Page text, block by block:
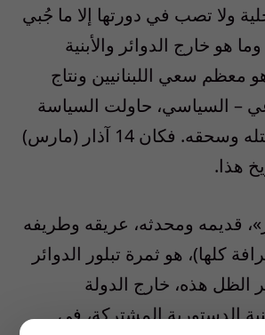
ولا تصب في دورتها إلا ما جُبي
هو خارج الدوائر والأبنية
معظم سعي اللبنانيين ونتاج
– السياسي، حاولت السياسة
السورية كبته وقتله وسحقه. فكان 14 آذار (مارس)
«8 آذار»، قديمه ومحدثه، عريقه وطريفه
كلها)، هو ثمرة تبلور الدوائر
الظل هذه، خارج الدولة
الدستورية المشتركة، في